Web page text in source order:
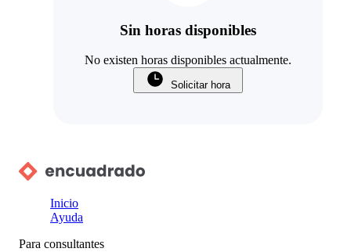
Sin horas disponibles
No existen horas disponibles actualmente.
Solicitar hora
Inicio
Ayuda
Para consultantes